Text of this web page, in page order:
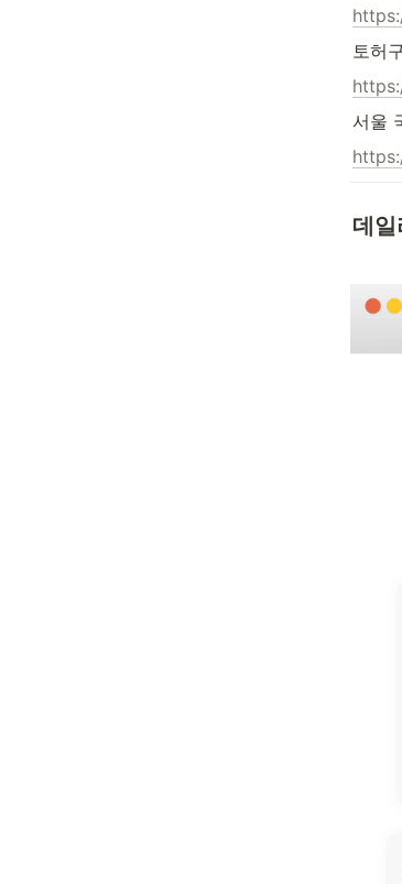
토허
서울
데일